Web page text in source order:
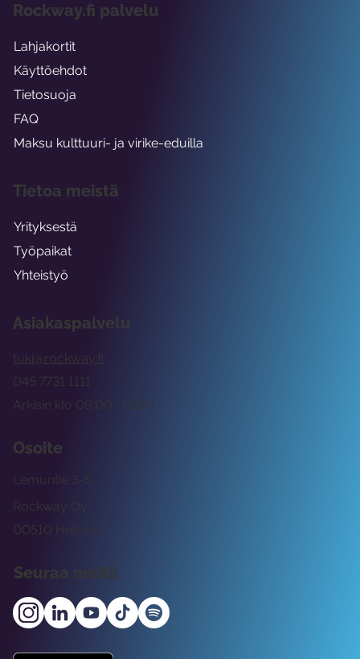
Asiakaspalvelu
tuki@rockway.fi
Arkisin klo 09:00 -15:00
045 7731 1111
Osoite
Rockway Oy
Lemuntie 3-5
00510 Helsinki
Seuraa meitä
Rockway.fi palvelu
Lahjakortit
Käyttöehdot
Tietosuoja
FAQ
Maksu kulttuuri- ja virike-eduilla
Tietoa meistä
Yrityksestä
Työpaikat
Yhteistyö